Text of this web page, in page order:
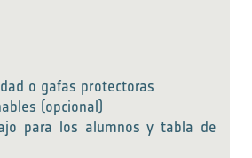
o gafas protectoras
(opcional)
para los alumnos y tabla de